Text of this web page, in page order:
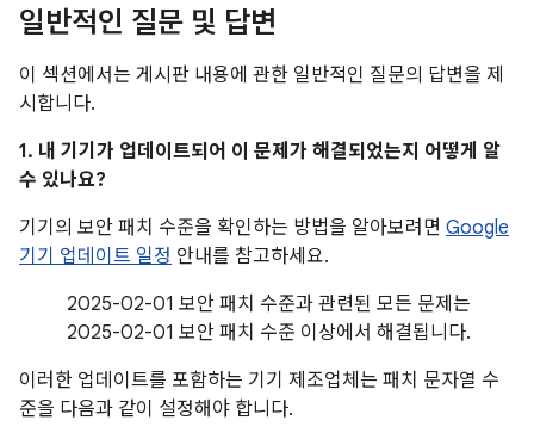
일반적인 질문 및 답변
이 섹션에서는 게시판 내용에 관한 일반적인 질문의 답변을 제
시합니다.
1. 내 기기가 업데이트되어 이 문제가 해결되었는지 어떻게 알
수 있나요?
기기의 보안 패치 수준을 확인하는 방법을 알아보려면 Google
기기 업데이트 일정 안내를 참고하세요.
2025-02-01 보안 패치 수준과 관련된 모든 문제는
2025-02-01 보안 패치 수준 이상에서 해결됩니다.
이러한 업데이트를 포함하는 기기 제조업체는 패치 문자열 수
준을 다음과 같이 설정해야 합니다.